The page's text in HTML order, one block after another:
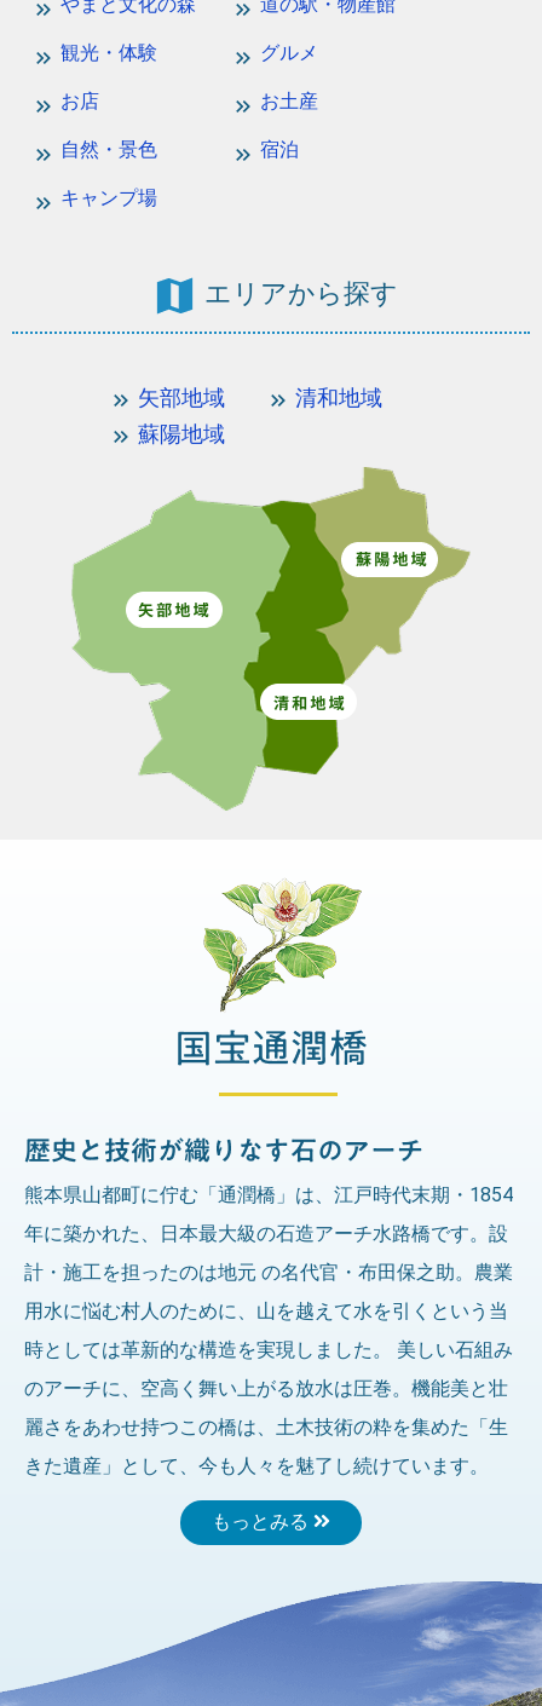
観光・体験 グルメ
お店 お土産
自然・景色 宿泊
キャンプ場
エリアから探す
矢部地域
清和地域
蘇陽地域
熊本県山都町に佇む「通潤橋」は、江戸時代末期・1854
年に築かれた、日本最大級の石造アーチ水路橋です。設
計・施工を担ったのは地元 の名代官・布田保之助。農業
用水に悩む村人のために、山を越えて水を引くという当
時としては革新的な構造を実現しました。 美しい石組み
のアーチに、空高く舞い上がる放水は圧巻。機能美と壮
麗さをあわせ持つこの橋は、土木技術の粋を集めた「生
きた遺産」として、今も人々を魅了し続けています。
もっとみる